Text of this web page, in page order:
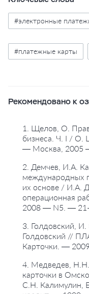
#электронные
#платежные карты
Рекомендовано к
1. Щелов, О.
бизнеса. Ч. I / О.
— Москва, 2005
2. Демчев, И.А.
международных
их основе / И.А.
операционная
2008 — N5. — 21-
3. Голдовский,
Голдовский //
Карточки. —
4. Медведев,
карточки в
С.Н. Калимулин,